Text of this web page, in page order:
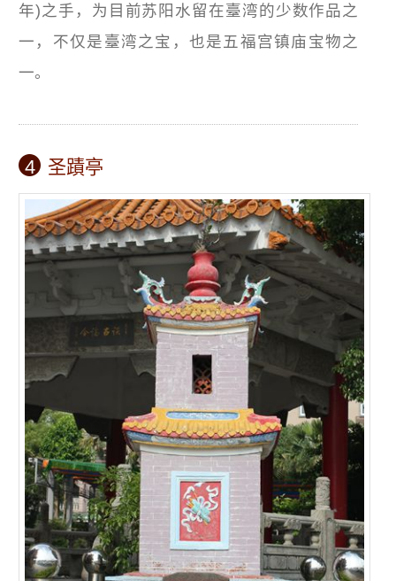
年)之手，为目前苏阳水留在臺湾的少数作品之
一，不仅是臺湾之宝，也是五福宫镇庙宝物之
一。
4 圣蹟亭